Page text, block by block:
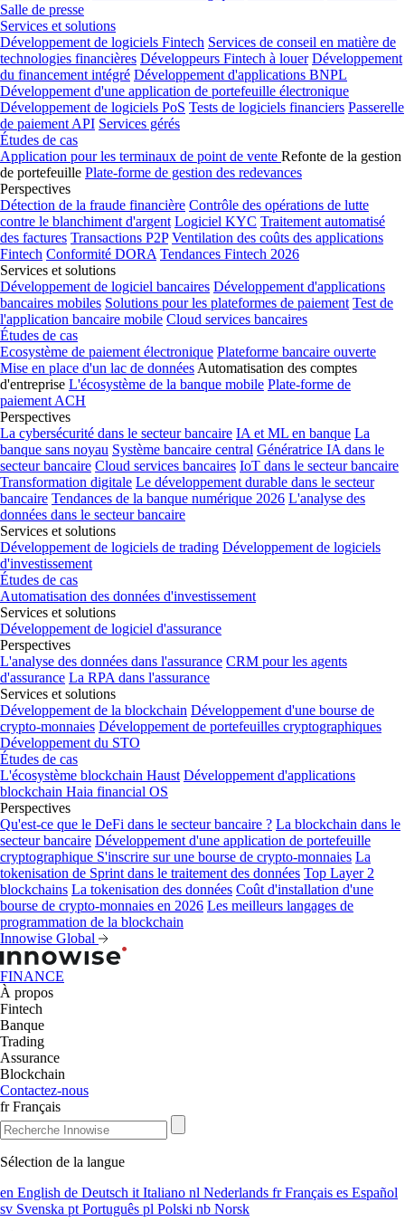
Salle de presse
Services et solutions
Développement de logiciels Fintech Services de conseil en matière de
technologies financières Développeurs Fintech à louer Développement
du financement intégré Développement d'applications BNPL
Développement d'une application de portefeuille électronique
Développement de logiciels PoS Tests de logiciels financiers Passerelle
de paiement API Services gérés
Études de cas
Application pour les terminaux de point de vente Refonte de la gestion
de portefeuille Plate-forme de gestion des redevances
Perspectives
Détection de la fraude financière Contrôle des opérations de lutte
contre le blanchiment d'argent Logiciel KYC Traitement automatisé
des factures Transactions P2P Ventilation des coûts des applications
Fintech Conformité DORA Tendances Fintech 2026
Services et solutions
Développement de logiciel bancaires Développement d'applications
bancaires mobiles Solutions pour les plateformes de paiement Test de
l'application bancaire mobile Cloud services bancaires
Études de cas
Ecosystème de paiement électronique Plateforme bancaire ouverte
Mise en place d'un lac de données Automatisation des comptes
d'entreprise L'écosystème de la banque mobile Plate-forme de
paiement ACH
Perspectives
La cybersécurité dans le secteur bancaire IA et ML en banque La
banque sans noyau Système bancaire central Génératrice IA dans le
secteur bancaire Cloud services bancaires IoT dans le secteur bancaire
Transformation digitale Le développement durable dans le secteur
bancaire Tendances de la banque numérique 2026 L'analyse des
données dans le secteur bancaire
Services et solutions
Développement de logiciels de trading Développement de logiciels
d'investissement
Études de cas
Automatisation des données d'investissement
Services et solutions
Développement de logiciel d'assurance
Perspectives
L'analyse des données dans l'assurance CRM pour les agents
d'assurance La RPA dans l'assurance
Services et solutions
Développement de la blockchain Développement d'une bourse de
crypto-monnaies Développement de portefeuilles cryptographiques
Développement du STO
Études de cas
L'écosystème blockchain Haust Développement d'applications
blockchain Haia financial OS
Perspectives
Qu'est-ce que le DeFi dans le secteur bancaire ? La blockchain dans le
secteur bancaire Développement d'une application de portefeuille
cryptographique S'inscrire sur une bourse de crypto-monnaies La
tokenisation de Sprint dans le traitement des données Top Layer 2
blockchains La tokenisation des données Coût d'installation d'une
bourse de crypto-monnaies en 2026 Les meilleurs langages de
programmation de la blockchain
Innowise Global
FINANCE
À propos
Fintech
Banque
Trading
Assurance
Blockchain
Contactez-nous
fr Français
Sélection de la langue
en English de Deutsch it Italiano nl Nederlands frFrançais es Español
sv Svenska pt Português pl Polski nb Norsk